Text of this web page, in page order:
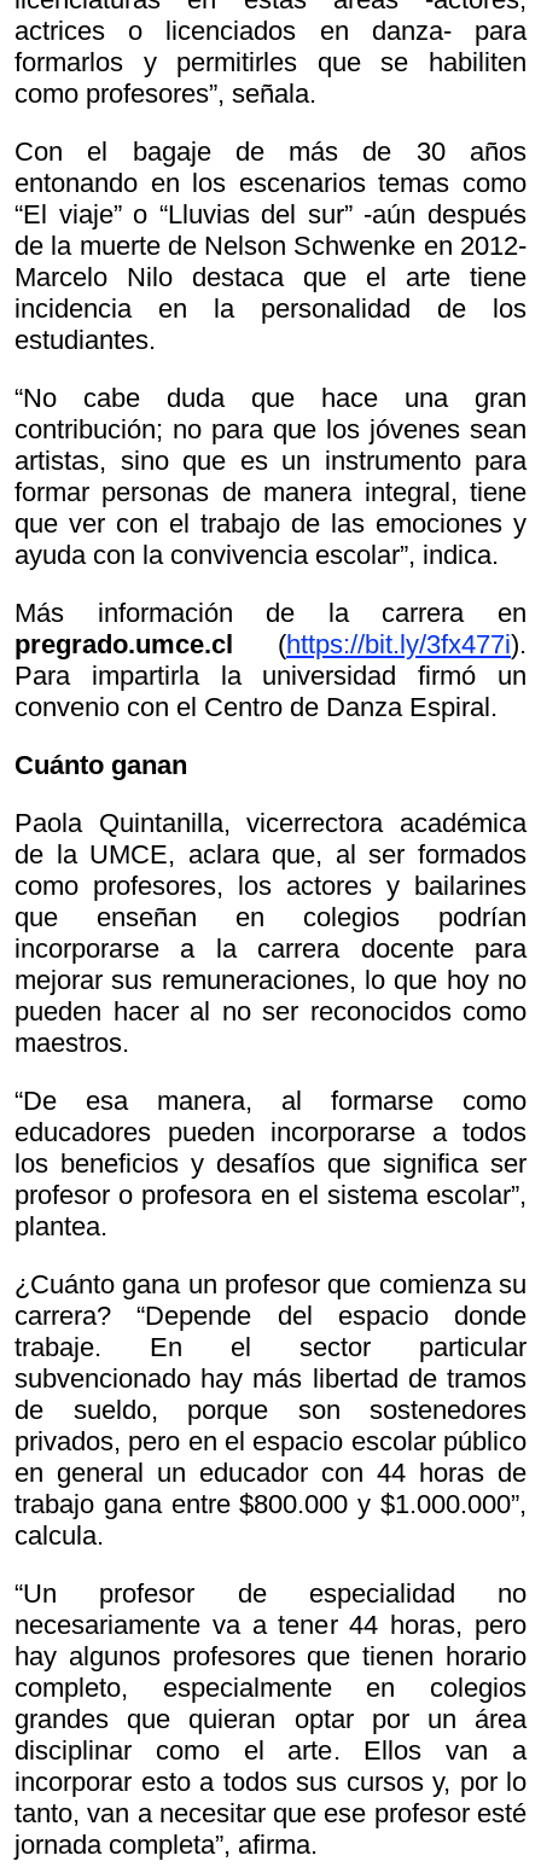
actrices o licenciados en danza- para
formarlos y permitirles que se habiliten
como profesores”, señala.
Con el bagaje de más de 30 años
entonando en los escenarios temas como
“El viaje” o “Lluvias del sur” -aún después
de la muerte de Nelson Schwenke en 2012-
Marcelo Nilo destaca que el arte tiene
incidencia en la personalidad de los
estudiantes.
“No cabe duda que hace una gran
contribución; no para que los jóvenes sean
artistas, sino que es un instrumento para
formar personas de manera integral, tiene
que ver con el trabajo de las emociones y
ayuda con la convivencia escolar”, indica.
Más información de la carrera en
pregrado.umce.cl (https://bit.ly/3fx477i).
Para impartirla la universidad firmó un
convenio con el Centro de Danza Espiral.
Cuánto ganan
Paola Quintanilla, vicerrectora académica
de la UMCE, aclara que, al ser formados
como profesores, los actores y bailarines
que enseñan en colegios podrían
incorporarse a la carrera docente para
mejorar sus remuneraciones, lo que hoy no
pueden hacer al no ser reconocidos como
maestros.
“De esa manera, al formarse como
educadores pueden incorporarse a todos
los beneficios y desafíos que significa ser
profesor o profesora en el sistema escolar”,
plantea.
¿Cuánto gana un profesor que comienza su
carrera? “Depende del espacio donde
trabaje. En el sector particular
subvencionado hay más libertad de tramos
de sueldo, porque son sostenedores
privados, pero en el espacio escolar público
en general un educador con 44 horas de
trabajo gana entre $800.000 y $1.000.000”,
calcula.
“Un profesor de especialidad no
necesariamente va a tener 44 horas, pero
hay algunos profesores que tienen horario
completo, especialmente en colegios
grandes que quieran optar por un área
disciplinar como el arte. Ellos van a
incorporar esto a todos sus cursos y, por lo
tanto, van a necesitar que ese profesor esté
jornada completa”, afirma.